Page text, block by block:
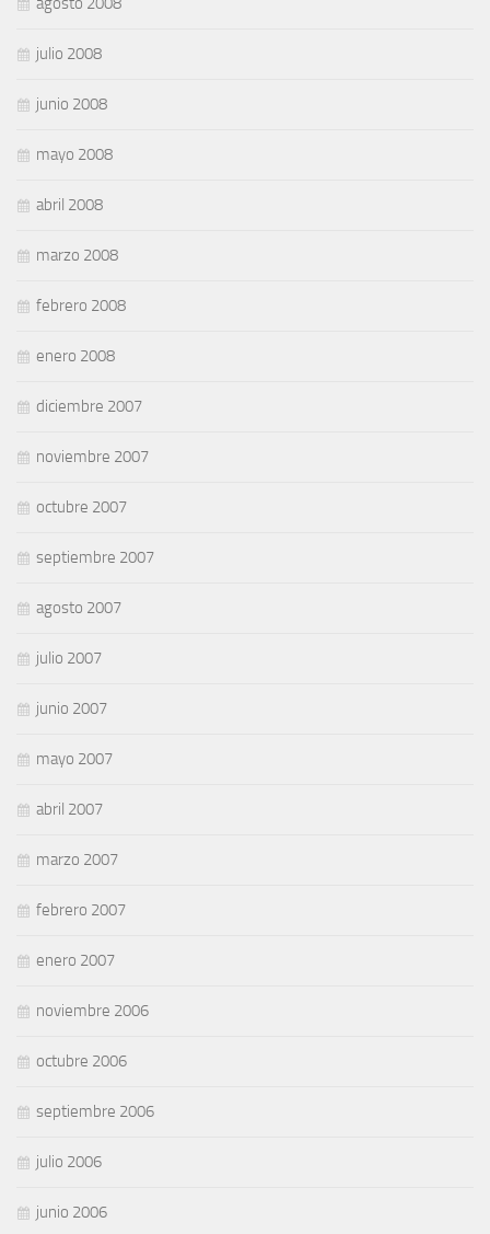
julio 2008
junio 2008
mayo 2008
abril 2008
marzo 2008
febrero 2008
enero 2008
diciembre 2007
noviembre 2007
octubre 2007
septiembre 2007
agosto 2007
julio 2007
junio 2007
mayo 2007
abril 2007
marzo 2007
febrero 2007
enero 2007
noviembre 2006
octubre 2006
septiembre 2006
julio 2006
junio 2006